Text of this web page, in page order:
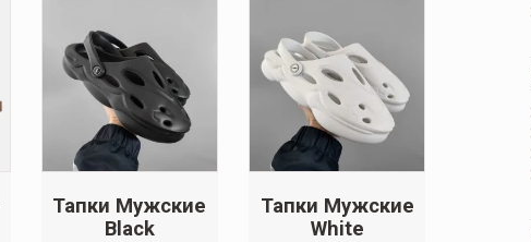
Тапки Мужские
Black
Тапки Мужские
White